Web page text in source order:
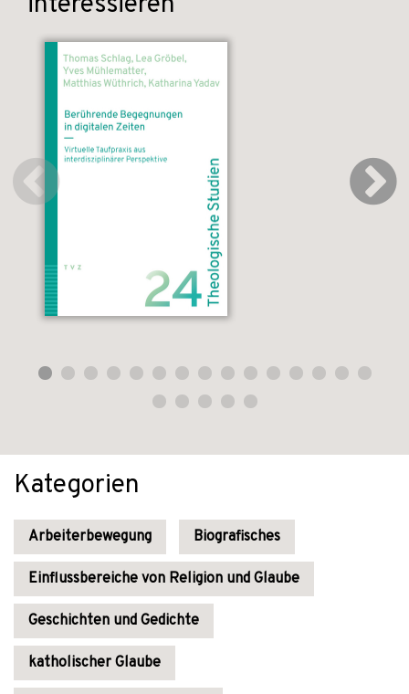
Kategorien
Arbeiterbewegung Biografisches
Einflussbereiche von Religion und Glaube
Geschichten und Gedichte
katholischer Glaube